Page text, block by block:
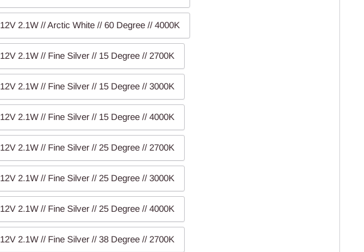
12V 2.1W // Arctic White // 60 Degree // 4000K
12V 2.1W // Fine Silver // 15 Degree // 2700K
12V 2.1W // Fine Silver // 15 Degree // 3000K
12V 2.1W // Fine Silver // 15 Degree // 4000K
12V 2.1W // Fine Silver // 25 Degree // 2700K
12V 2.1W // Fine Silver // 25 Degree // 3000K
12V 2.1W // Fine Silver // 25 Degree // 4000K
12V 2.1W // Fine Silver // 38 Degree // 2700K